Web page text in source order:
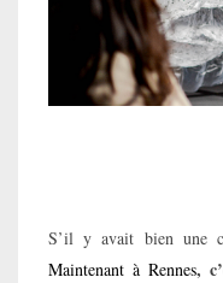
S’il y avait bien une
Maintenant à Rennes,